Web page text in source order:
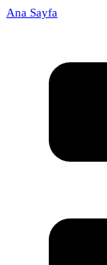
Ana Sayfa